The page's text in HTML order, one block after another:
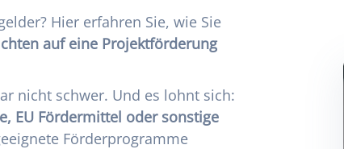
Hier erfahren Sie, wie Sie
auf eine Projektförderung
nicht schwer. Und es lohnt sich:
EU Fördermittel oder sonstige
Förderprogramme